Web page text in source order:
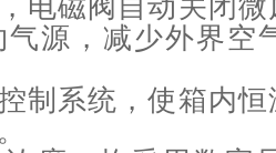
电磁阀自动关闭
源，减少外界空
制系统，使箱内
。